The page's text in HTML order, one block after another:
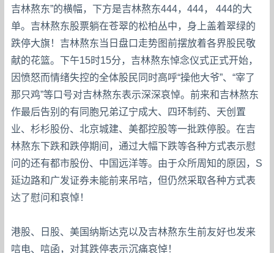
吉林熬东”的横幅，下方是吉林熬东444，444， 444的大
单。吉林熬东股票躺在苍翠的松柏丛中，身上盖着翠绿的
跌停大旗！吉林熬东当日盘口走势图前摆放着各界股民敬
献的花篮。下午15时15分，吉林熬东悼念仪式正式开始，
因愤怒而情绪失控的全体股民同时高呼“操他大爷”、“宰了
那只鸡”等口号对吉林熬东表示深深哀悼。前来和吉林熬东
作最后告别的有同胞兄弟辽宁成大、四环制药、天创置
业、杉杉股份、北京城建、美都控股等一批跌停股。在吉
林熬东下跌和跌停期间，通过大幅下跌等各种方式表示慰
问的还有都市股份、中国远洋等。由于众所周知的原因，S
延边路和广发证券未能前来吊唁，但仍然采取各种方式表
达了慰问和哀悼！
港股、日股、美国纳斯达克以及吉林熬东生前友好也发来
唁电、唁函，对其跌停表示沉痛哀悼！